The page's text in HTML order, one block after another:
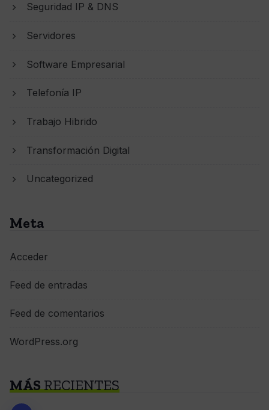
Seguridad IP & DNS
Servidores
Software Empresarial
Telefonía IP
Trabajo Hibrido
Transformación Digital
Uncategorized
Meta
Acceder
Feed de entradas
Feed de comentarios
WordPress.org
MÁSRECIENTES